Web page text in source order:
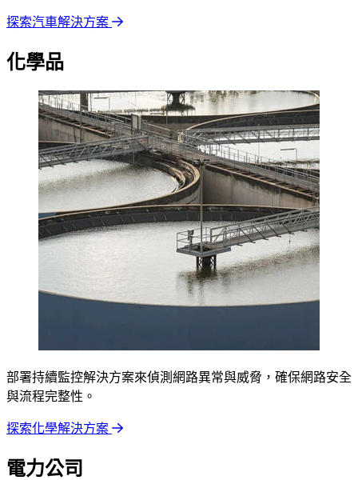
探索汽車解決方案
化學品
部署持續監控解決方案來偵測網路異常與威脅，確保網路安全
與流程完整性。
探索化學解決方案
電力公司